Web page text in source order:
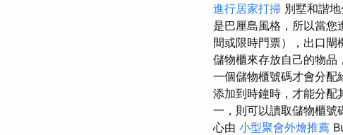
進行居家打掃 別墅和諧
是巴厘島風格，所以當
間或限時門票），出口閘
儲物櫃來存放自己的物品
一個儲物櫃號碼才會分配
添加到時鐘時，才能分配
一，則可以讀取儲物櫃號
心由 小型聚會外燴推薦